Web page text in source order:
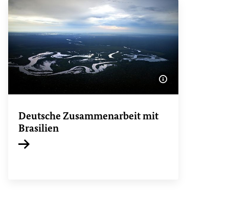
Deutsche Zusammenarbeit mit
Brasilien